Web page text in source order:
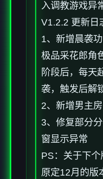
入调教游戏异
V1.2.2 更新日
1、新增晨袭
极品采花郎角
阶段后，每天
袭，触发后解
2、新增男主
3、修复部分
窗显示异常
PS：关于下个
原定12月的版